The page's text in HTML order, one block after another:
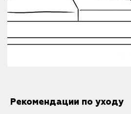
Рекомендации по уходу